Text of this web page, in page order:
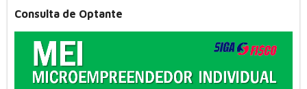
Consulta de Optante